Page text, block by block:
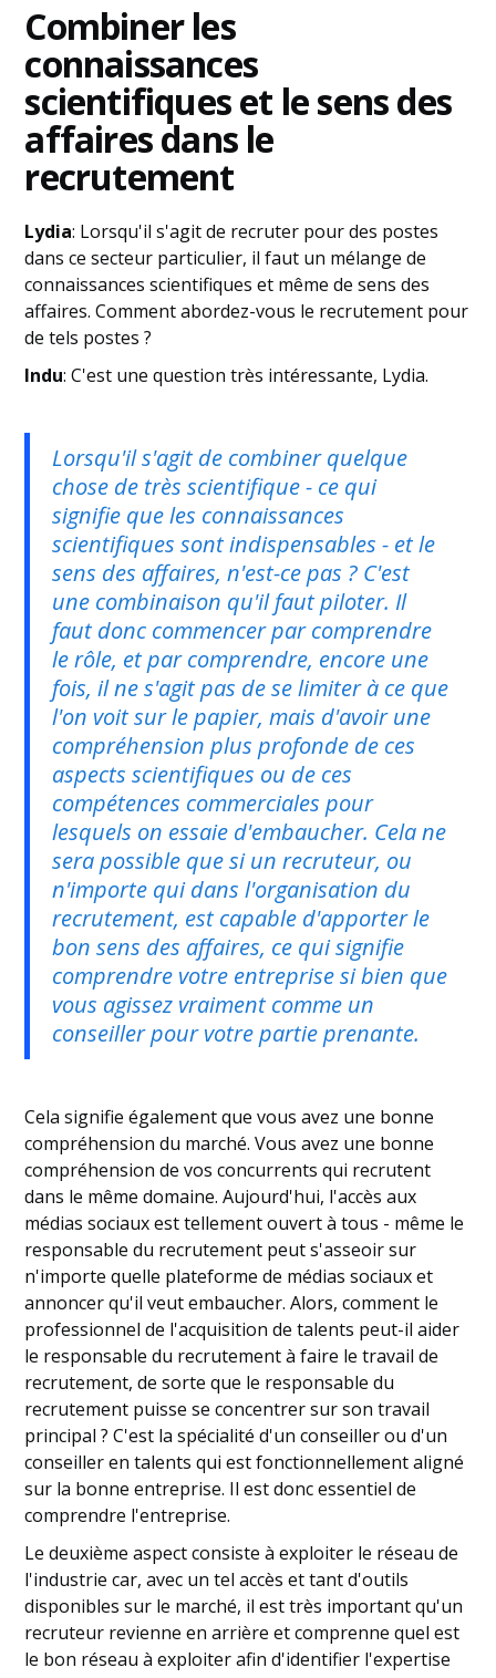
Combiner les
connaissances
scientifiques et le sens des
affaires dans le
recrutement
Lydia: Lorsqu'il s'agit de recruter pour des postes
dans ce secteur particulier, il faut un mélange de
connaissances scientifiques et même de sens des
affaires. Comment abordez-vous le recrutement pour
de tels postes ?
Indu: C'est une question très intéressante, Lydia.
Lorsqu'il s'agit de combiner quelque
chose de très scientifique - ce qui
signifie que les connaissances
scientifiques sont indispensables - et le
sens des affaires, n'est-ce pas ? C'est
une combinaison qu'il faut piloter. Il
faut donc commencer par comprendre
le rôle, et par comprendre, encore une
fois, il ne s'agit pas de se limiter à ce que
l'on voit sur le papier, mais d'avoir une
compréhension plus profonde de ces
aspects scientifiques ou de ces
compétences commerciales pour
lesquels on essaie d'embaucher. Cela ne
sera possible que si un recruteur, ou
n'importe qui dans l'organisation du
recrutement, est capable d'apporter le
bon sens des affaires, ce qui signifie
comprendre votre entreprise si bien que
vous agissez vraiment comme un
conseiller pour votre partie prenante.
Cela signifie également que vous avez une bonne
compréhension du marché. Vous avez une bonne
compréhension de vos concurrents qui recrutent
dans le même domaine. Aujourd'hui, l'accès aux
médias sociaux est tellement ouvert à tous - même le
responsable du recrutement peut s'asseoir sur
n'importe quelle plateforme de médias sociaux et
annoncer qu'il veut embaucher. Alors, comment le
professionnel de l'acquisition de talents peut-il aider
le responsable du recrutement à faire le travail de
recrutement, de sorte que le responsable du
recrutement puisse se concentrer sur son travail
principal ? C'est la spécialité d'un conseiller ou d'un
conseiller en talents qui est fonctionnellement aligné
sur la bonne entreprise. Il est donc essentiel de
comprendre l'entreprise.
Le deuxième aspect consiste à exploiter le réseau de
l'industrie car, avec un tel accès et tant d'outils
disponibles sur le marché, il est très important qu'un
recruteur revienne en arrière et comprenne quel est
le bon réseau à exploiter afin d'identifier l'expertise